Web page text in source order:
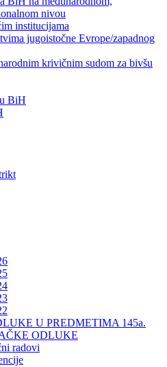
nivou
institucijama
jugoistočne Evrope/zapadnog
krivičnim sudom za bivšu
BiH
U PREDMETIMA 145a.
ODLUKE
radovi